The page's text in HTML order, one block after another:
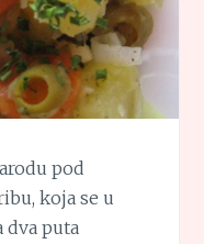
pod
koja se u
dva puta